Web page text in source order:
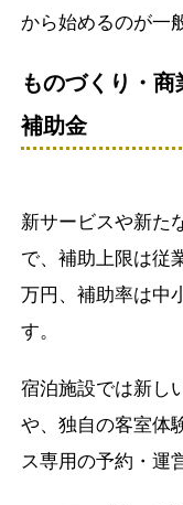
から始めるのが一
ものづくり・
補助金
新サービスや新た
で、補助上限は従
万円、補助率は中
す。
宿泊施設では新し
や、独自の客室体
ス専用の予約・運